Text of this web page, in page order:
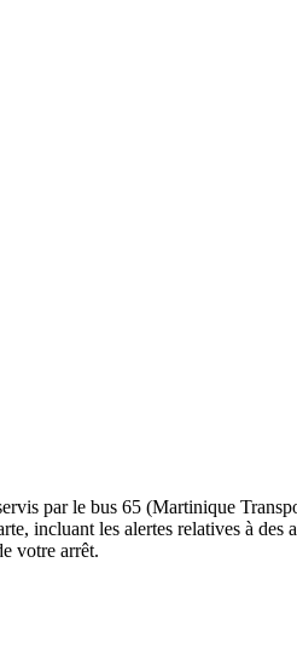
par le bus 65 (Martinique
incluant les alertes relatives à des
votre arrêt.